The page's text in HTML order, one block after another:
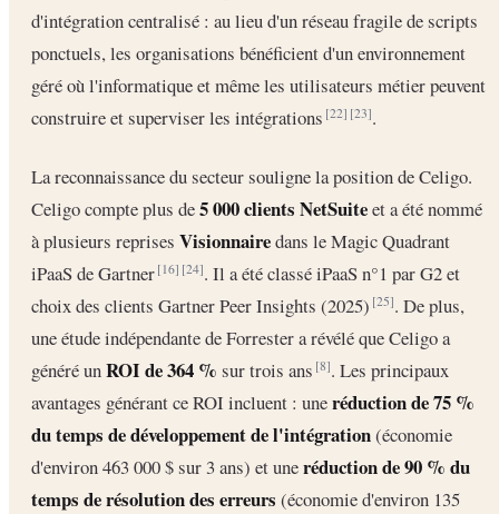
d'intégration centralisé : au lieu d'un réseau fragile de scripts
ponctuels, les organisations bénéficient d'un environnement
géré où l'informatique et même les utilisateurs métier peuvent
construire et superviser les intégrations[22] [23].
La reconnaissance du secteur souligne la position de Celigo.
Celigo compte plus de5 000 clients NetSuiteet a été nommé
à plusieurs reprises Visionnairedans le Magic Quadrant
iPaaS de Gartner[16] [24]. Il a été classé iPaaS n°1 par G2 et
choix des clients Gartner Peer Insights (2025)[25]. De plus,
une étude indépendante de Forrester a révélé que Celigo a
généré unROI de 364 % sur trois ans[8]. Les principaux
avantages générant ce ROI incluent : uneréduction de 75 %
du temps de développement de l'intégration(économie
d'environ 463 000 $ sur 3 ans) et uneréduction de 90 % du
temps de résolution des erreurs (économie d'environ 135